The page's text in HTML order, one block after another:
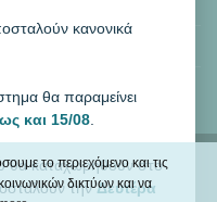
MasterCard
Cash
On
κανονικά
θα παραμείνει
και 15/08
θα καταχωρηθούν στο
τηνΔευτέρα
το περιεχόμενο και τις
δικτύων και να